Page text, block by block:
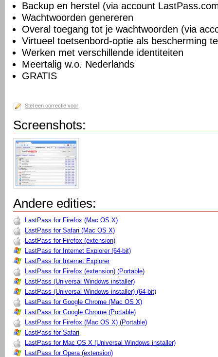
Backup en herstel (via account
Wachtwoorden genereren
Overal toegang tot je wachtwoorden (via
Virtueel toetsenbord-optie als bescherming
Werken met verschillende identiteiten
Meertalig w.o. Nederlands
GRATIS
Stel een correctie voor
Screenshots:
Andere edities:
LastPass for Firefox (Mac OS X)
LastPass for Safari (Mac OS X)
LastPass for Firefox (extension)
LastPass for Internet Explorer (64-bit)
LastPass for Internet Explorer
LastPass for Firefox (extension) (Portable)
LastPass (Universal Windows installer)
LastPass (Universal Windows installer) (64-bit)
LastPass for Google Chrome (Mac OS X)
LastPass for Google Chrome (Portable)
LastPass for Firefox (Mac OS X) (Portable)
LastPass for Safari
LastPass for Mac OS X (Universal Windows installer)
LastPass for Opera (extension)